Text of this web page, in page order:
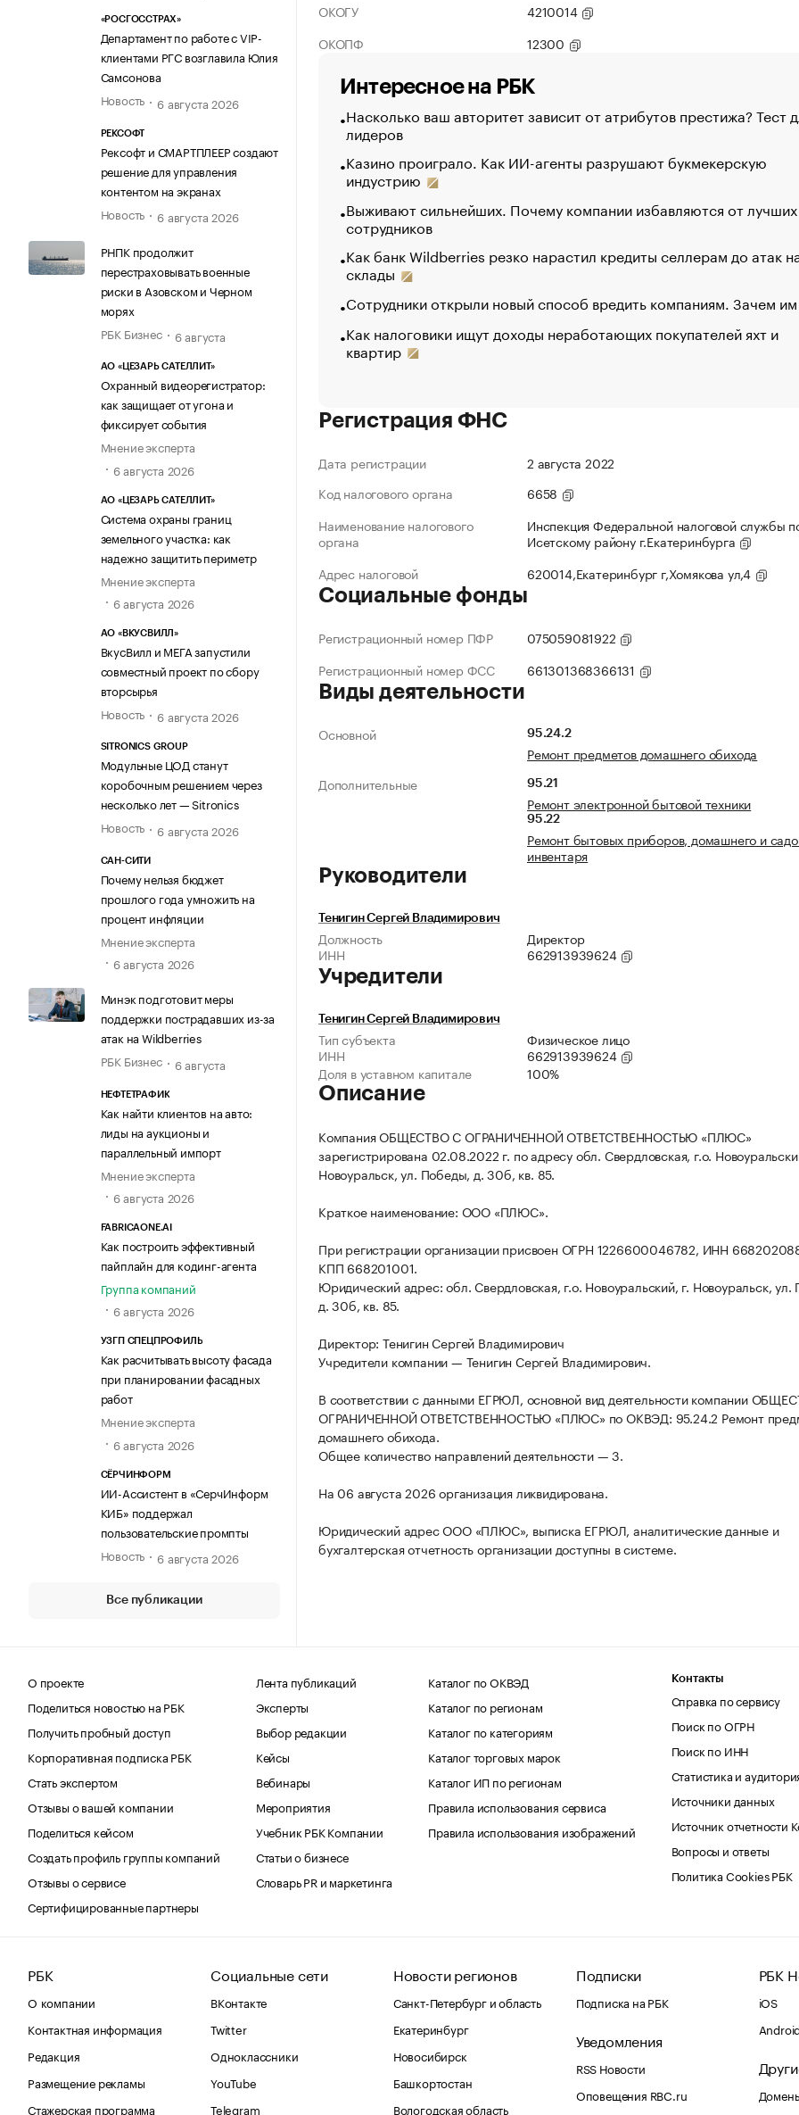
«РОСГОССТРАХ»
Департамент по работе с VIP-
клиентами РГС возглавила Юлия
Самсонова
Новость
6 августа 2026
РЕКСОФТ
Рексофт и СМАРТПЛЕЕР создают
решение для управления
контентом на экранах
Новость
6 августа 2026
РНПК продолжит
перестраховывать военные
риски в Азовском и Черном
морях
РБК Бизнес
6 августа
АО «ЦЕЗАРЬ САТЕЛЛИТ»
Охранный видеорегистратор:
как защищает от угона и
фиксирует события
Мнение эксперта
6 августа 2026
АО «ЦЕЗАРЬ САТЕЛЛИТ»
Система охраны границ
земельного участка: как
надежно защитить периметр
Мнение эксперта
6 августа 2026
АО «ВКУСВИЛЛ»
ВкусВилл и МЕГА запустили
совместный проект по сбору
вторсырья
Новость
6 августа 2026
SITRONICS GROUP
Модульные ЦОД станут
коробочным решением через
несколько лет — Sitronics
Новость
6 августа 2026
САН-СИТИ
Почему нельзя бюджет
прошлого года умножить на
процент инфляции
Мнение эксперта
6 августа 2026
Минэк подготовит меры
поддержки пострадавших из-за
атак на Wildberries
РБК Бизнес
6 августа
НЕФТЕТРАФИК
Как найти клиентов на авто:
лиды на аукционы и
параллельный импорт
Мнение эксперта
6 августа 2026
FABRICAONE.AI
Как построить эффективный
пайплайн для кодинг-агента
Группа компаний
6 августа 2026
УЗГП СПЕЦПРОФИЛЬ
Как расчитывать высоту фасада
при планировании фасадных
работ
Мнение эксперта
6 августа 2026
СЁРЧИНФОРМ
ИИ-Ассистент в «СерчИнформ
КИБ» поддержал
пользовательские промпты
Новость
6 августа 2026
Все публикации
ОКОГУ
4210014
ОКОПФ
12300
Интересное на РБК
Насколько ваш авторитет зависит от атрибутов престижа? Тест
лидеров
Казино проиграло. Как ИИ-агенты разрушают букмекерскую
индустрию
Выживают сильнейших. Почему компании избавляются от лучших
сотрудников
Как банк Wildberries резко нарастил кредиты селлерам до атак
склады
Сотрудники открыли новый способ вредить компаниям. Зачем
Как налоговики ищут доходы неработающих покупателей яхт и
квартир
Регистрация ФНС
Дата регистрации
2 августа 2022
Код налогового органа
6658
Наименование налогового
органа
Инспекция Федеральной налоговой службы
Исетскому району г.Екатеринбурга
Адрес налоговой
620014,Екатеринбург г,Хомякова ул,4
Социальные фонды
Регистрационный номер ПФР
075059081922
Регистрационный номер ФСС
661301368366131
Виды деятельности
Основной 95.24.2
Ремонт предметов домашнего обихода
Дополнительные
95.21
Ремонт электронной бытовой техники
95.22
Ремонт бытовых приборов, домашнего и
инвентаря
Руководители
Тенигин Сергей Владимирович
Должность
Директор
ИНН
662913939624
Учредители
Тенигин Сергей Владимирович
Тип субъекта
Физическое лицо
ИНН
662913939624
Доля в уставном капитале
100%
Описание
Компания ОБЩЕСТВО С ОГРАНИЧЕННОЙ ОТВЕТСТВЕННОСТЬЮ «ПЛЮС»
зарегистрирована 02.08.2022 г. по адресу обл. Свердловская, г.о.
Новоуральск, ул. Победы, д. 30б, кв. 85.
Краткое наименование: ООО «ПЛЮС».
При регистрации организации присвоен ОГРН 1226600046782, ИНН
КПП 668201001.
Юридический адрес: обл. Свердловская, г.о. Новоуральский, г. Новоуральск,
д. 30б, кв. 85.
Директор: Тенигин Сергей Владимирович
Учредители компании — Тенигин Сергей Владимирович.
В соответствии с данными ЕГРЮЛ, основной вид деятельности компании
ОГРАНИЧЕННОЙ ОТВЕТСТВЕННОСТЬЮ «ПЛЮС» по ОКВЭД: 95.24.2 Ремонт
домашнего обихода.
Общее количество направлений деятельности — 3.
На 06 августа 2026 организация ликвидирована.
Юридический адрес ООО «ПЛЮС», выписка ЕГРЮЛ, аналитические данные и
бухгалтерская отчетность организации доступны в системе.
О проекте
Поделиться новостью на РБК
Получить пробный доступ
Корпоративная подписка РБК
Стать экспертом
Отзывы о вашей компании
Поделиться кейсом
Создать профиль группы компаний
Отзывы о сервисе
Сертифицированные партнеры
Лента публикаций
Эксперты
Выбор редакции
Кейсы
Вебинары
Мероприятия
Учебник РБК Компании
Статьи о бизнесе
Словарь PR и маркетинга
Каталог по ОКВЭД
Каталог по регионам
Каталог по категориям
Каталог торговых марок
Каталог ИП по регионам
Правила использования сервиса
Правила использования изображений
Контакты
Справка по сервису
Поиск по ОГРН
Поиск по ИНН
Статистика и
Источники данных
Источник отчетности
Вопросы и ответы
Политика Cookies РБК
РБК
О компании
Контактная информация
Редакция
Размещение рекламы
Стажерская программа
Социальные сети
ВКонтакте
Twitter
Одноклассники
YouTube
Telegram
Новости регионов
Санкт-Петербург и область
Екатеринбург
Новосибирск
Башкортостан
Вологодская область
Подписки
Подписка на РБК
Уведомления
RSS Новости
Оповещения RBC.ru
РБК
iOS